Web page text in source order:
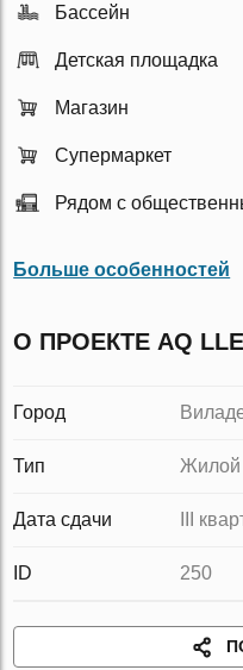
Бассейн
Детская площадка
Магазин
Супермаркет
Рядом с
Больше особенностей
О ПРОЕКТЕ AQ
Город
Тип Жилой
Дата сдачи III
ID 250